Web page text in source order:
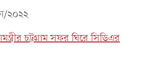
২০২২
চট্টগ্রাম সফর ঘিরে সিডিএর